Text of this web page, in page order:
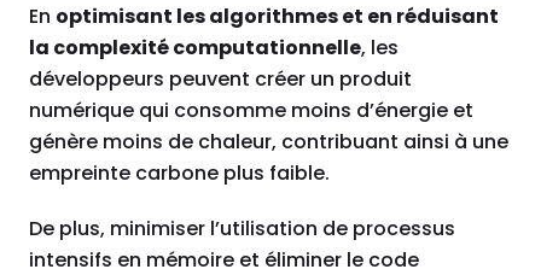
En optimisant les algorithmes et en réduisant
la complexité computationnelle, les
développeurs peuvent créer un produit
numérique qui consomme moins d’énergie et
génère moins de chaleur, contribuant ainsi à une
empreinte carbone plus faible.
De plus, minimiser l’utilisation de processus
intensifs en mémoire et éliminer le code